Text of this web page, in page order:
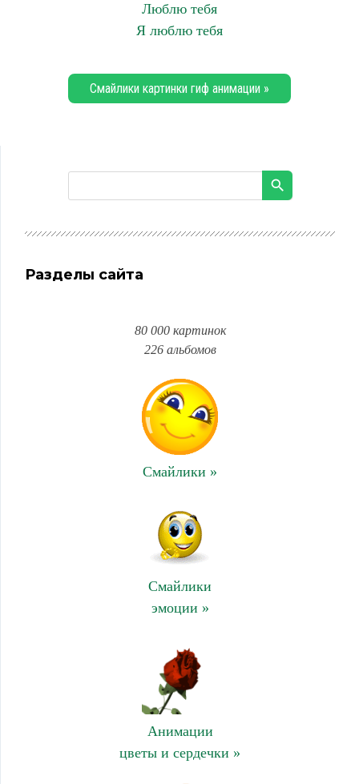
Люблю тебя
Я люблю тебя
Смайлики картинки гиф анимации »
Разделы сайта
80 000 картинок
226 альбомов
Смайлики »
Смайлики
эмоции »
Анимации
цветы и сердечки »